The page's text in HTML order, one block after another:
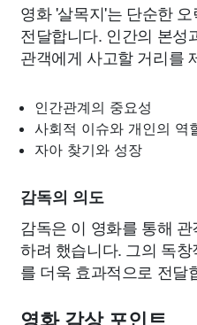
영화 '살목지'는 단순한
전달합니다. 인간의 본성
관객에게 사고할 거리를
인간관계의 중요성
사회적 이슈와 개인의 역
자아 찾기와 성장
감독의 의도
감독은 이 영화를 통해
하려 했습니다. 그의 독
를 더욱 효과적으로 전달
영화 감상 포인트